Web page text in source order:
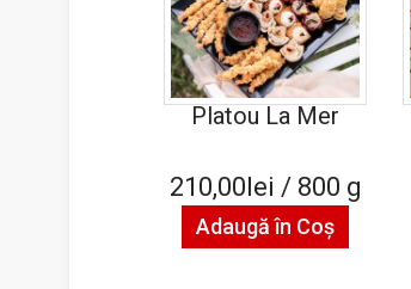
Platou La Mer
210,00lei / 800 g
Adaugă în Coş